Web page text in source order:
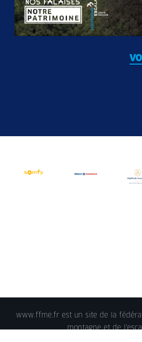
www.ffme.fr est un site de la
montagne et de